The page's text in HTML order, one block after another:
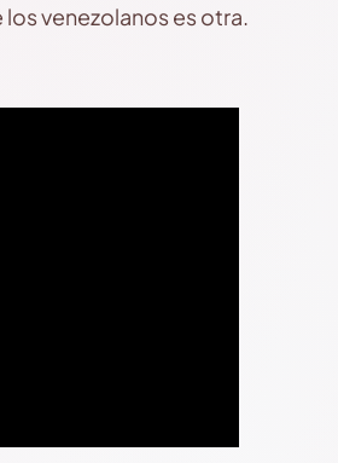
venezolanos es otra.